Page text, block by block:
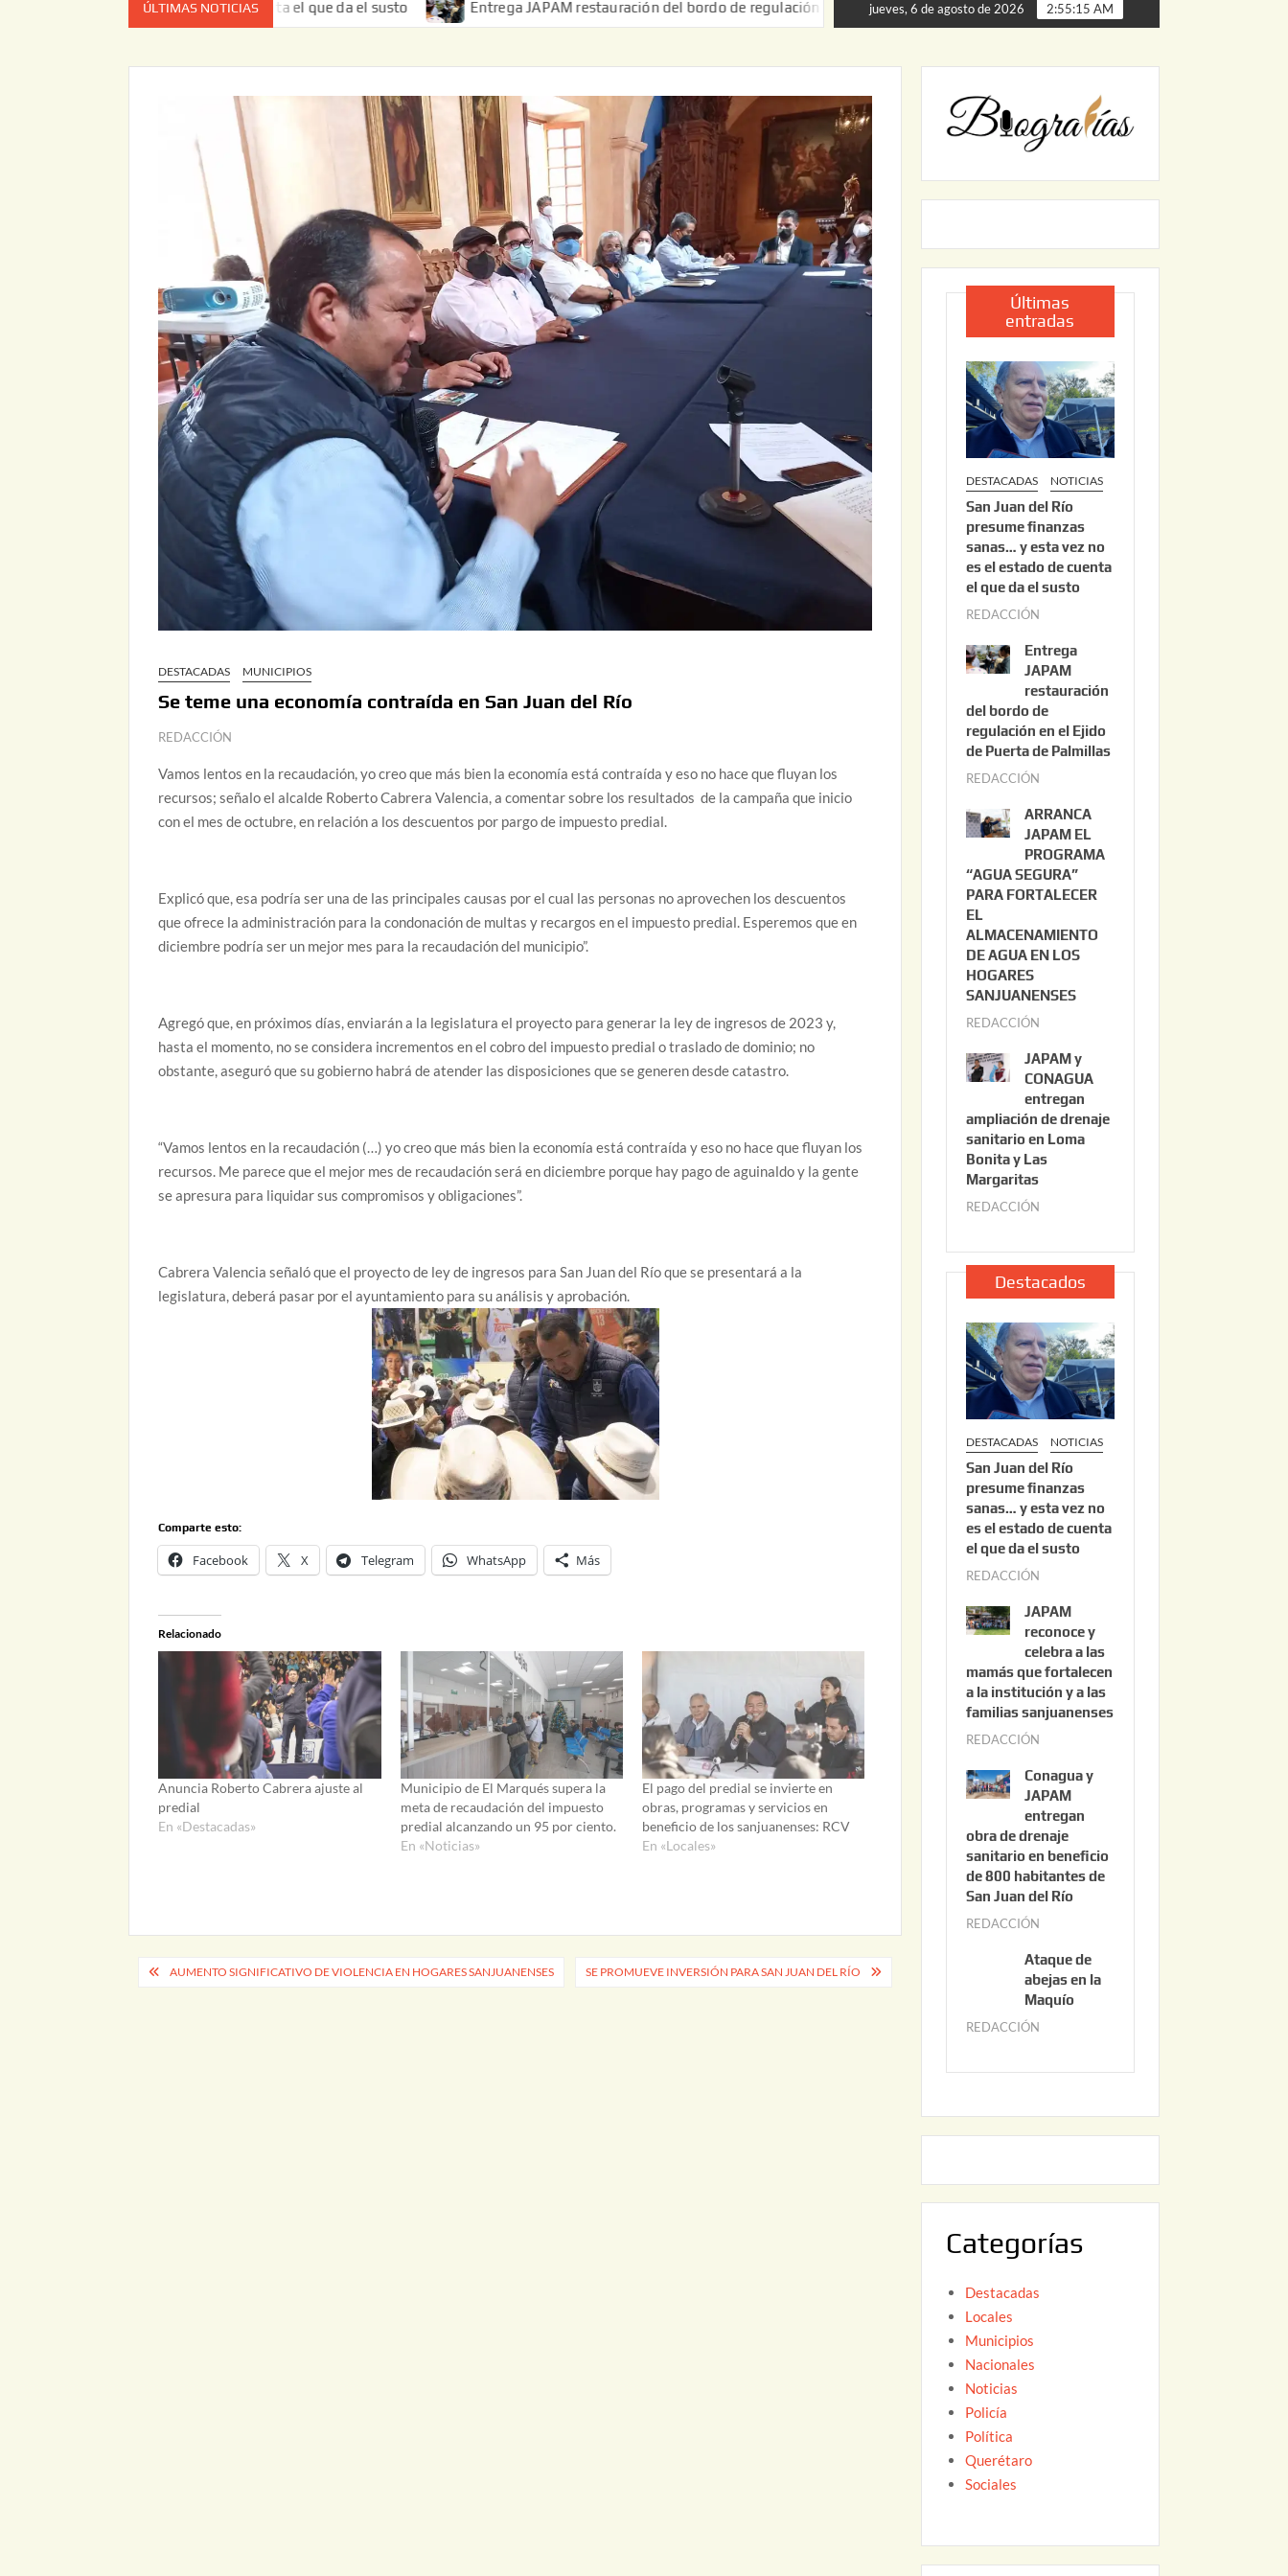
ÚLTIMAS NOTICIAS
no es el estado de cuenta el que da el susto Entrega JAPAM restauración del bordo de regulación en el Ejido de Puerta de Palmillas ARRANCA JAPAM EL PROGRAMA
jueves, 6 de agosto de 2026 2:55:16 AM
DESTACADAS MUNICIPIOS
Se teme una economía contraída en San Juan del Río
REDACCIÓN
Vamos lentos en la recaudación, yo creo que más bien la economía está contraída y eso no hace que fluyan los
recursos; señalo el alcalde Roberto Cabrera Valencia, a comentar sobre los resultados de la campaña que inicio
con el mes de octubre, en relación a los descuentos por pargo de impuesto predial.
Explicó que, esa podría ser una de las principales causas por el cual las personas no aprovechen los descuentos
que ofrece la administración para la condonación de multas y recargos en el impuesto predial. Esperemos que en
diciembre podría ser un mejor mes para la recaudación del municipio”.
Agregó que, en próximos días, enviarán a la legislatura el proyecto para generar la ley de ingresos de 2023 y,
hasta el momento, no se considera incrementos en el cobro del impuesto predial o traslado de dominio; no
obstante, aseguró que su gobierno habrá de atender las disposiciones que se generen desde catastro.
“Vamos lentos en la recaudación (…) yo creo que más bien la economía está contraída y eso no hace que fluyan los
recursos. Me parece que el mejor mes de recaudación será en diciembre porque hay pago de aguinaldo y la gente
se apresura para liquidar sus compromisos y obligaciones”.
Cabrera Valencia señaló que el proyecto de ley de ingresos para San Juan del Río que se presentará a la
legislatura, deberá pasar por el ayuntamiento para su análisis y aprobación.
Comparte esto:
Facebook X Telegram WhatsApp Más
Relacionado
Anuncia Roberto Cabrera ajuste al
predial
En «Destacadas»
Municipio de El Marqués supera la
meta de recaudación del impuesto
predial alcanzando un 95 por ciento.
En «Noticias»
El pago del predial se invierte en
obras, programas y servicios en
beneficio de los sanjuanenses: RCV
En «Locales»
Navegación
AUMENTO SIGNIFICATIVO DE VIOLENCIA EN HOGARES SANJUANENSES SE PROMUEVE INVERSIÓN PARA SAN JUAN DEL RÍO
Últimas
entradas
DESTACADAS NOTICIAS
San Juan del Río
presume finanzas
sanas… y esta vez no
es el estado de cuenta
el que da el susto
REDACCIÓN
o
s
t
o
3
2
0
2
6
Entrega
JAPAM
restauración
del bordo de
regulación en el Ejido
de Puerta de Palmillas
REDACCIÓN
l
i
o
2
0
ARRANCA
JAPAM EL
PROGRAMA
“AGUA SEGURA”
PARA FORTALECER
EL
ALMACENAMIENTO
DE AGUA EN LOS
HOGARES
SANJUANENSES
REDACCIÓN
l
i
o
2
2
2
6
JAPAM y
CONAGUA
entregan
ampliación de drenaje
sanitario en Loma
Bonita y Las
Margaritas
REDACCIÓN
l
i
o
2
2
,
2
0
2
6
Destacados
DESTACADAS NOTICIAS
San Juan del Río
presume finanzas
sanas… y esta vez no
es el estado de cuenta
el que da el susto
REDACCIÓN
s
t
o
3
0
2
6
JAPAM
reconoce y
celebra a las
mamás que fortalecen
a la institución y a las
familias sanjuanenses
REDACCIÓN
n
i
o
3
0
0
2
6
Conagua y
JAPAM
entregan
obra de drenaje
sanitario en beneficio
de 800 habitantes de
San Juan del Río
REDACCIÓN
n
i
0
2
Ataque de
abejas en la
Maquío
REDACCIÓN
y
2
Categorías
Destacadas
Locales
Municipios
Nacionales
Noticias
Policía
Política
Querétaro
Sociales